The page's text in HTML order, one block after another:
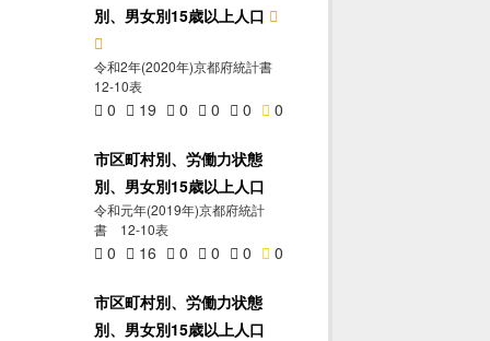
別、男女別15歳以上人口
令和2年(2020年)京都府統計書
12-10表
0 19 0 0 0 0
市区町村別、労働力状態
別、男女別15歳以上人口
令和元年(2019年)京都府統計
書 12-10表
0 16 0 0 0 0
市区町村別、労働力状態
別、男女別15歳以上人口